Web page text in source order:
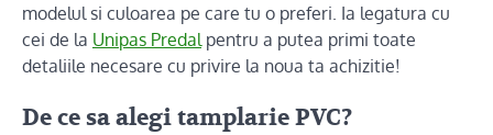
modelul si culoarea pe care tu o preferi. Ia legatura cu
cei de la Unipas Predal pentru a putea primi toate
detaliile necesare cu privire la noua ta achizitie!
De ce sa alegi tamplarie PVC?